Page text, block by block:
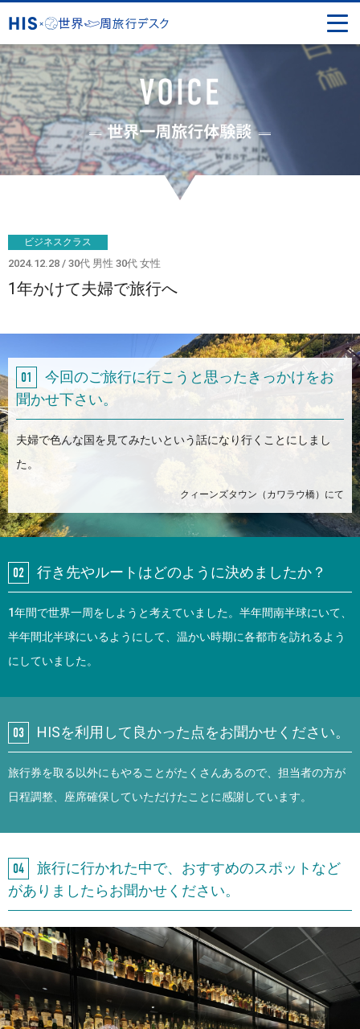
ビジネスクラス
2024.12.28 30代 男性 30代 女性
1年かけて夫婦で旅行へ
今回のご旅行に行こうと思ったきっかけをお
聞かせ下さい。
夫婦で色んな国を見てみたいという話になり行くことにしまし
た。
クィーンズタウン（カワラウ橋）にて
行き先やルートはどのように決めましたか？
1年間で世界一周をしようと考えていました。半年間南半球にいて、
半年間北半球にいるようにして、温かい時期に各都市を訪れるよう
にしていました。
HISを利用して良かった点をお聞かせください。
旅行券を取る以外にもやることがたくさんあるので、担当者の方が
日程調整、座席確保していただけたことに感謝しています。
旅行に行かれた中で、おすすめのスポットなど
がありましたらお聞かせください。